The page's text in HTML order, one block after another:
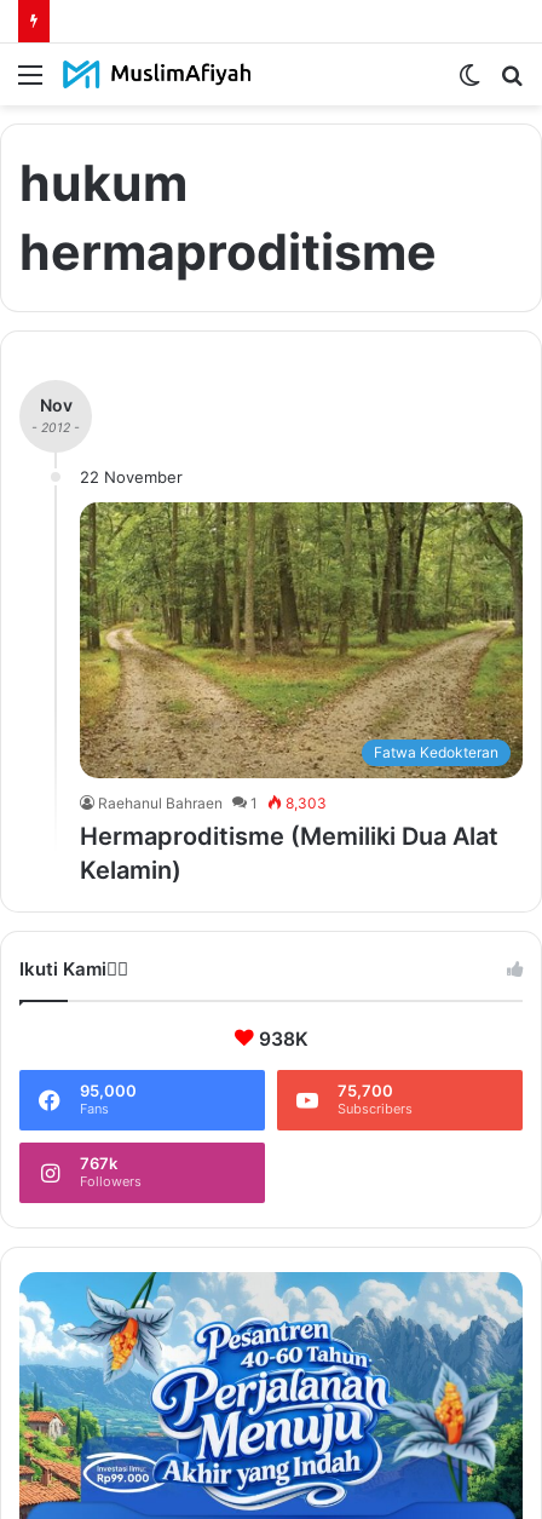
Menu
Switch
hukum
hermaproditisme
Nov
- 2012 -
22 November
Fatwa Kedokteran
Raehanul Bahraen 1 8,303
Hermaproditisme (Memiliki Dua Alat
Kelamin)
Ikuti Kami❤️‍🔥
938K
95,000
Fans
75,700
Subscribers
767k
Followers